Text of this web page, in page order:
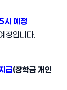
예정
정입니다.
급(장학금 개인